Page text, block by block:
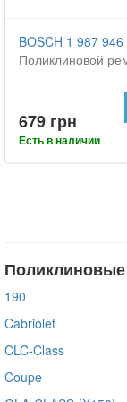
BOSCH 1 987 946
Поликлиновой
679 грн
Есть в наличии
Поликлиновые
190
Cabriolet
CLC-Class
Coupe